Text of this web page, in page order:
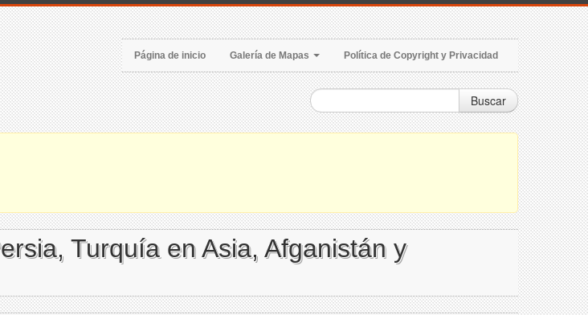
Página de inicio Galería de Mapas Política de Copyright y Privacidad
Buscar
Turquía en Asia, Afganistán y